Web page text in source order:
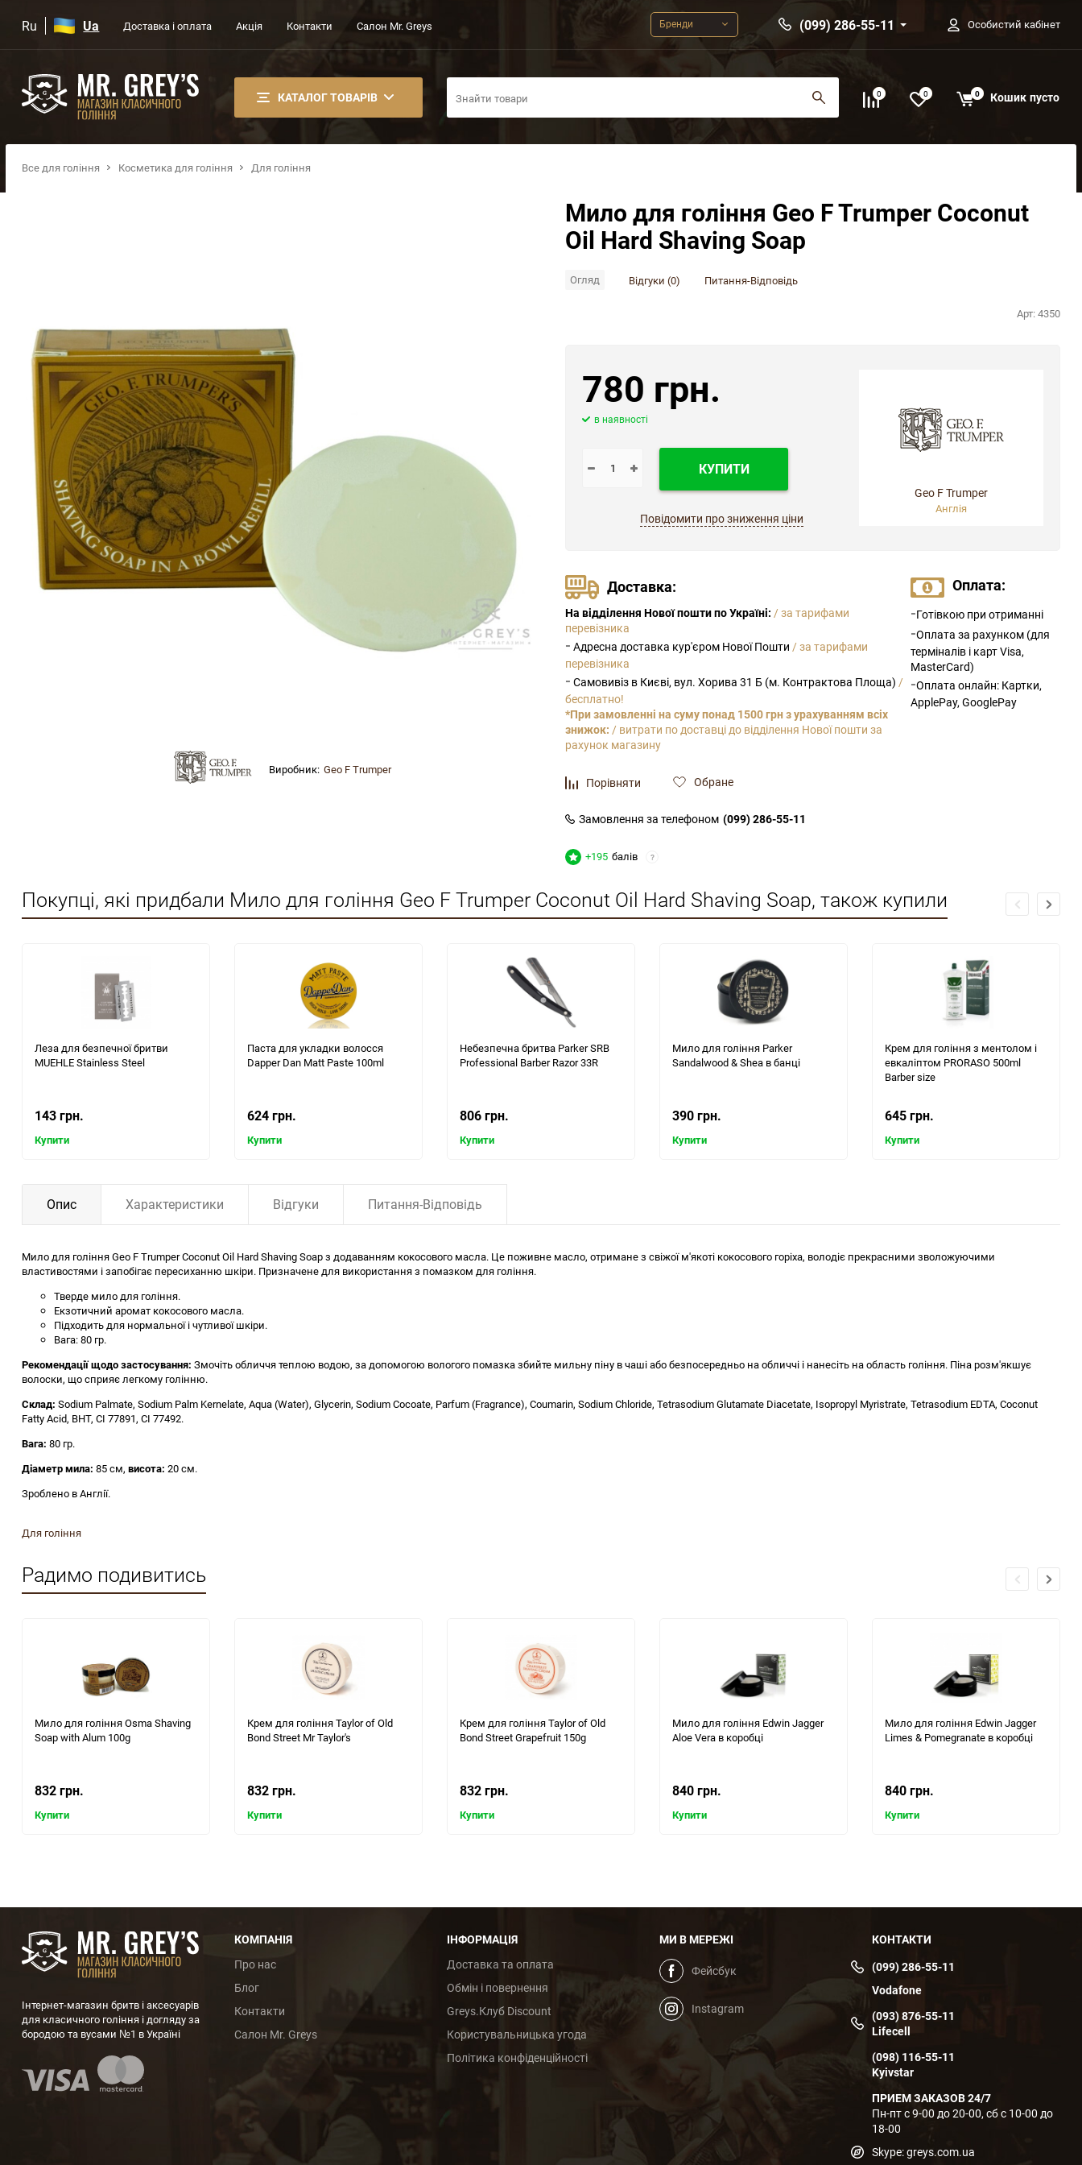
Ru Ua Доставка і оплата Акція Контакти Салон Mr. Greys Бренди (099) 286-55-11 Особистий кабінет
КАТАЛОГ ТОВАРІВ 0 0 0 Кошик пусто
Все для гоління Косметика для гоління Для гоління
Виробник: Geo F Trumper
Мило для гоління Geo F Trumper Coconut
Oil Hard Shaving Soap
Огляд Відгуки (0) Питання-Відповідь
Арт:4350
780 грн.
в наявності
КУПИТИ
Повідомити про зниження ціни
Geo F Trumper
Англія
Доставка:
На відділення Нової пошти по Україні: / за тарифами
перевізника
- Адресна доставка кур'єром Нової Пошти / за тарифами
перевізника
- Самовивіз в Києві, вул. Хорива 31 Б (м. Контрактова Площа) /
бесплатно!
*При замовленні на суму понад 1500 грн з урахуванням всіх
знижок: / витрати по доставці до відділення Нової пошти за
рахунок магазину
Оплата:
-Готівкою при отриманні
-Оплата за рахунком (для
терміналів і карт Visa,
MasterCard)
-Оплата онлайн: Картки,
ApplePay, GooglePay
Порівняти Обране
Замовлення за телефоном (099) 286-55-11
+195 балів ?
Покупці, які придбали Мило для гоління Geo F Trumper Coconut Oil Hard Shaving Soap, також купили
Леза для безпечної бритви
MUEHLE Stainless Steel
143 грн.
Купити
Паста для укладки волосся
Dapper Dan Matt Paste 100ml
624 грн.
Купити
Небезпечна бритва Parker SRB
Professional Barber Razor 33R
806 грн.
Купити
Мило для гоління Parker
Sandalwood & Shea в банці
390 грн.
Купити
Крем для гоління з ментолом і
евкаліптом PRORASO 500ml
Barber size
645 грн.
Купити
Опис Характеристики Відгуки Питання-Відповідь
Мило для гоління Geo F Trumper Coconut Oil Hard Shaving Soap з додаванням кокосового масла. Це поживне масло, отримане з свіжої м'якоті кокосового горіха, володіє прекрасними зволожуючими
властивостями і запобігає пересиханню шкіри. Призначене для використання з помазком для гоління.
Тверде мило для гоління.
Екзотичний аромат кокосового масла.
Підходить для нормальної і чутливої шкіри.
Вага: 80 гр.
Рекомендації щодо застосування: Змочіть обличчя теплою водою, за допомогою вологого помазка збийте мильну піну в чаші або безпосередньо на обличчі і нанесіть на область гоління. Піна розм'якшує
волоски, що сприяє легкому голінню.
Склад: Sodium Palmate, Sodium Palm Kernelate, Aqua (Water), Glycerin, Sodium Cocoate, Parfum (Fragrance), Coumarin, Sodium Chloride, Tetrasodium Glutamate Diacetate, Isopropyl Myristrate, Tetrasodium EDTA, Coconut
Fatty Acid, BHT, CI 77891, CI 77492.
Вага: 80 гр.
Діаметр мила: 85 см, висота: 20 см.
Зроблено в Англії.
Для гоління
Радимо подивитись
Мило для гоління Osma Shaving
Soap with Alum 100g
832 грн.
Купити
Крем для гоління Taylor of Old
Bond Street Mr Taylor's
832 грн.
Купити
Крем для гоління Taylor of Old
Bond Street Grapefruit 150g
832 грн.
Купити
Мило для гоління Edwin Jagger
Aloe Vera в коробці
840 грн.
Купити
Мило для гоління Edwin Jagger
Limes & Pomegranate в коробці
840 грн.
Купити
Інтернет-магазин бритв і аксесуарів
для класичного гоління і догляду за
бородою та вусами №1 в Україні
КОМПАНІЯ
Про нас
Блог
Контакти
Салон Mr. Greys
ІНФОРМАЦІЯ
Доставка та оплата
Обмін і повернення
Greys.Клуб Discount
Користувальницька угода
Політика конфіденційності
МИ В МЕРЕЖІ
Фейсбук
Instagram
КОНТАКТИ
(099) 286-55-11
Vodafone
(093) 876-55-11
Lifecell
(098) 116-55-11
Kyivstar
ПРИЕМ ЗАКАЗОВ 24/7
Пн-пт с 9-00 до 20-00, сб с 10-00 до
18-00
Skype: greys.com.ua